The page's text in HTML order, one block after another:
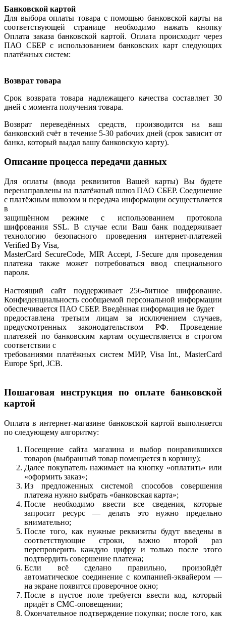
Банковской картой
Для выбора оплаты товара с помощью банковской карты на
соответствующей странице необходимо нажать кнопку
Оплата заказа банковской картой. Оплата происходит через
ПАО СБЕР с использованием банковских карт следующих
платёжных систем:
Возврат товара
Срок возврата товара надлежащего качества составляет 30
дней с момента получения товара.
Возврат переведённых средств, производится на ваш
банковский счёт в течение 5-30 рабочих дней (срок зависит от
банка, который выдал вашу банковскую карту).
Описание процесса передачи данных
Для оплаты (ввода реквизитов Вашей карты) Вы будете
перенаправлены на платёжный шлюз ПАО СБЕР. Соединение
с платёжным шлюзом и передача информации осуществляется
в
защищённом режиме с использованием протокола
шифрования SSL. В случае если Ваш банк поддерживает
технологию безопасного проведения интернет-платежей
Verified By Visa,
MasterCard SecureCode, MIR Accept, J-Secure для проведения
платежа также может потребоваться ввод специального
пароля.
Настоящий сайт поддерживает 256-битное шифрование.
Конфиденциальность сообщаемой персональной информации
обеспечивается ПАО СБЕР. Введённая информация не будет
предоставлена третьим лицам за исключением случаев,
предусмотренных законодательством РФ. Проведение
платежей по банковским картам осуществляется в строгом
соответствии с
требованиями платёжных систем МИР, Visa Int., MasterCard
Europe Sprl, JCB.
Пошаговая инструкция по оплате банковской
картой
Оплата в интернет-магазине банковской картой выполняется
по следующему алгоритму:
Посещение сайта магазина и выбор понравившихся
товаров (выбранный товар помещается в корзину);
Далее покупатель нажимает на кнопку «оплатить» или
«оформить заказ»;
Из предложенных системой способов совершения
платежа нужно выбрать «банковская карта»;
После необходимо ввести все сведения, которые
запросит ресурс — делать это нужно предельно
внимательно;
После того, как нужные реквизиты будут введены в
соответствующие строки, важно второй раз
перепроверить каждую цифру и только после этого
подтвердить совершение платежа;
Если всё сделано правильно, произойдёт
автоматическое соединение с компанией-эквайером —
на экране появится проверочное окно;
После в пустое поле требуется ввести код, который
придёт в СМС-оповещении;
Окончательное подтверждение покупки; после того, как